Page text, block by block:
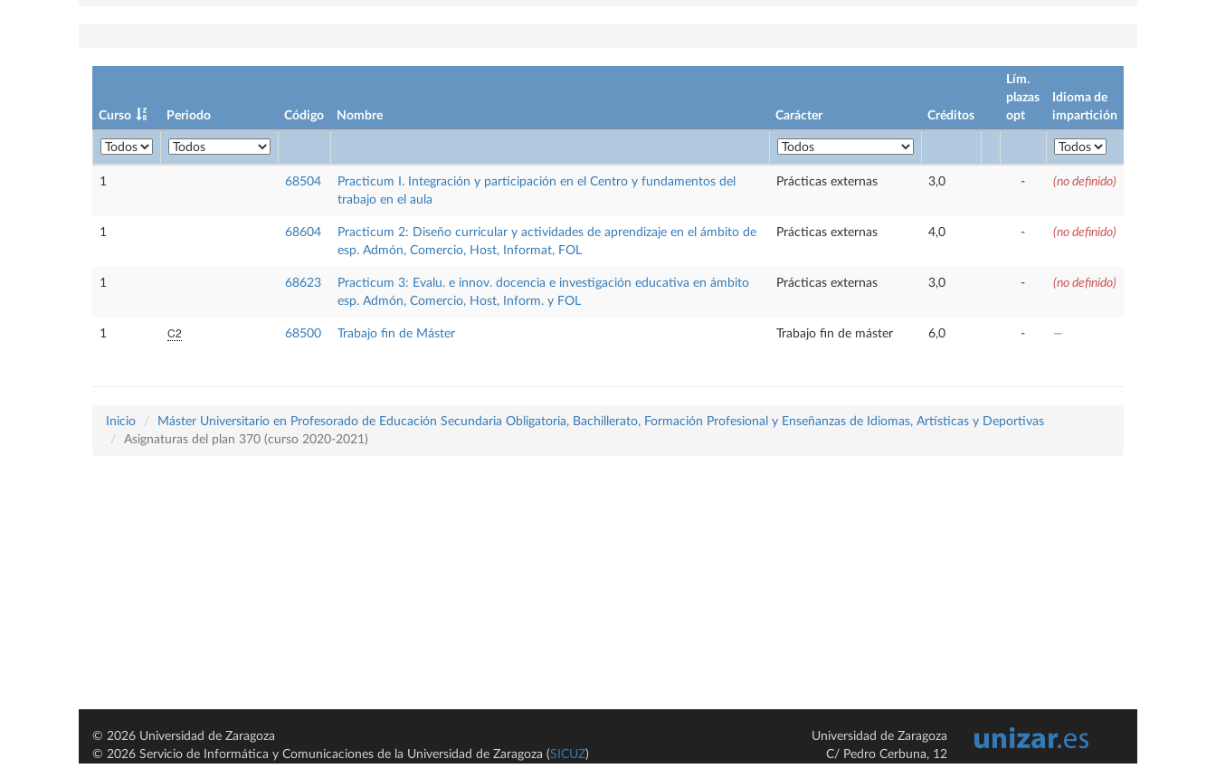
Curso Periodo Código Nombre Carácter Créditos
Lím.
plazas
opt
Idioma de
impartición
1 68504
Practicum I. Integración y participación en el Centro y fundamentos del
trabajo en el aula
Prácticas externas 3,0 - (no definido)
1 68604
Practicum 2: Diseño curricular y actividades de aprendizaje en el ámbito de
esp. Admón, Comercio, Host, Informat, FOL
Prácticas externas 4,0 - (no definido)
1 68623
Practicum 3: Evalu. e innov. docencia e investigación educativa en ámbito
esp. Admón, Comercio, Host, Inform. y FOL
Prácticas externas 3,0 - (no definido)
1 C2 68500 Trabajo fin de Máster Trabajo fin de máster 6,0 - —
Inicio
Máster Universitario en Profesorado de Educación Secundaria Obligatoria, Bachillerato, Formación Profesional y Enseñanzas de Idiomas, Artísticas y Deportivas
Asignaturas del plan 370 (curso 2020-2021)
© 2026 Universidad de Zaragoza
© 2026 Servicio de Informática y Comunicaciones de la Universidad de Zaragoza (SICUZ)
Universidad de Zaragoza
C/ Pedro Cerbuna, 12